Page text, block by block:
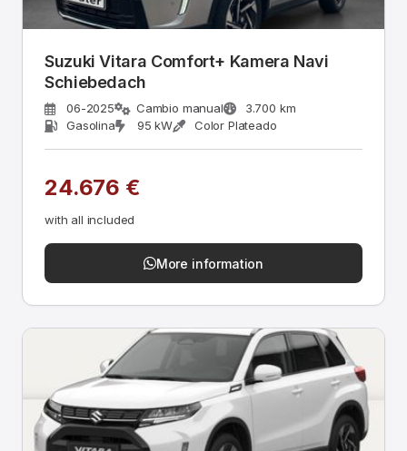
Suzuki Vitara Comfort+ Kamera Navi
Schiebedach
06-2025 Cambio manual
3.700 km
Gasolina
95 kW Color Plateado
24.676 €
with all included
More information